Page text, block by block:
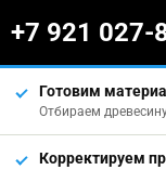
+7 921 027-
Готовим
Отбираем
Корректируем